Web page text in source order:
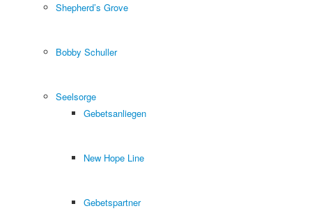
Shepherd’s Grove
Bobby Schuller
Seelsorge
Gebetsanliegen
New Hope Line
Gebetspartner